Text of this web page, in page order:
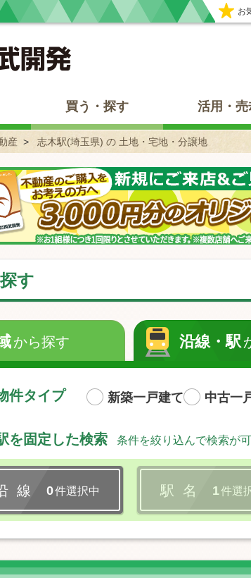
お
買う・探す 活用・売
産 志木駅(埼玉県) の 土地・宅地・分譲地
す
から探す 沿線・駅
件タイプ 新築一戸建て 中古一
を固定した検索 条件を絞り込んで検索が可
線 0件選択中 駅 名 1件選